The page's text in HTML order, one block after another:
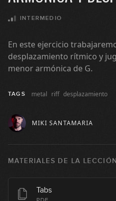
INTERMEDIO
En este ejercicio
desplazamiento rítmico y
menor armónica de G.
TAGS metal riff desplazamiento
MIKI SANTAMARIA
MATERIALES DE LA LECCIÓN
Tabs
08:47
#156 -
#157 -
12:39
#159 -